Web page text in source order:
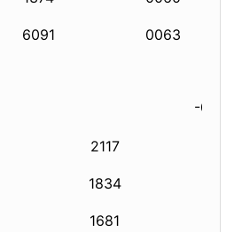
6091 0063
-0516
2117
1834
1681